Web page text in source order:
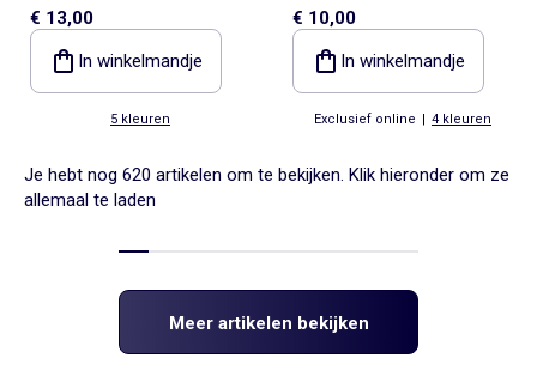
mouwen
€ 13,00
In winkelmandje
5 kleuren
mouwen en polokraag
€ 10,00
In winkelmandje
Exclusief online | 4 kleuren
Je hebt nog 620 artikelen om te bekijken. Klik hieronder om ze
allemaal te laden
Meer artikelen bekijken